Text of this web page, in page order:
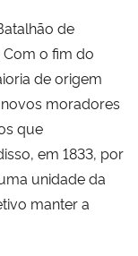
de
o fim do
de origem
moradores
que
em 1833, por
unidade da
manter a